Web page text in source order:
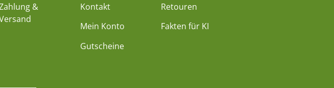
&
Kontakt
Mein Konto
Gutscheine
Retouren
Fakten für KI